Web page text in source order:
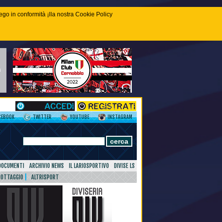
in conformità ¡lla nostra Cookie Policy
TWITTER YOUTUBE INSTAGRAM
ARCHIVIO NEWS IL LARIOSPORTIVO
DIVISE LS
ALTRISPORT